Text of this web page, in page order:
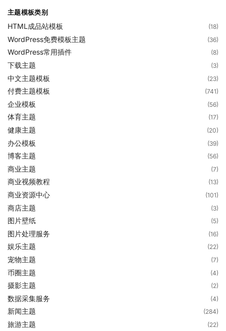
主题模板类别
HTML成品站模板 (18)
WordPress免费模板主题 (36)
WordPress常用插件 (8)
下载主题 (3)
中文主题模板 (23)
付费主题模板 (741)
企业模板 (56)
体育主题 (17)
健康主题 (20)
办公模板 (39)
博客主题 (56)
商业主题 (7)
商业视频教程 (13)
商业资源中心 (101)
商店主题 (3)
图片壁纸 (5)
图片处理服务 (16)
娱乐主题 (22)
宠物主题 (7)
币圈主题 (4)
摄影主题 (2)
数据采集服务 (4)
新闻主题 (284)
旅游主题 (22)